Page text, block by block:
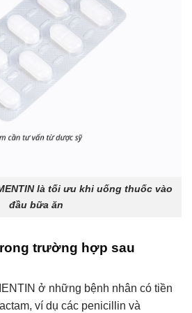
là tối ưu khi uống thuốc vào
đầu bữa ăn
trường hợp sau
ở những bệnh nhân có tiền
ví dụ các penicillin và